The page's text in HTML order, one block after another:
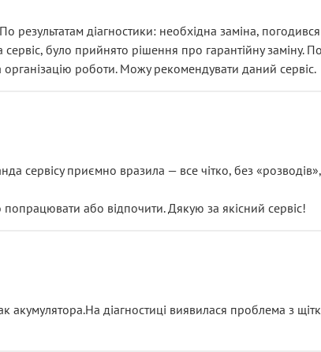
діагностики: необхідна заміна,
було прийнято рішення про гарантійну заміну.
роботи. Можу рекомендувати даний сервіс.
сервісу приємно вразила — все чітко, без
або відпочити. Дякую за якісний сервіс!
акумулятора.На діагностиці виявилася проблема з